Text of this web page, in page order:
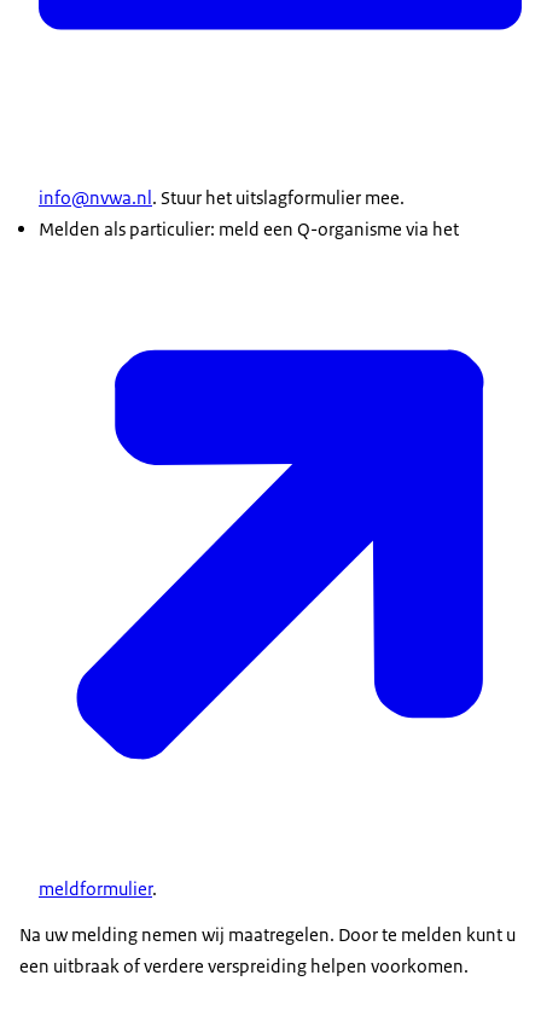
info@nvwa.nl. Stuur het uitslagformulier mee.
Melden als particulier: meld een Q-organisme via het
meldformulier.
Na uw melding nemen wij maatregelen. Door te melden kunt u
een uitbraak of verdere verspreiding helpen voorkomen.